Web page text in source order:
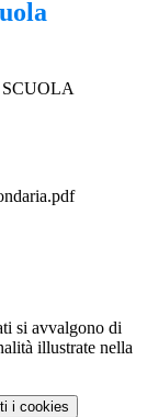
si avvalgono di
illustrate nella
i cookies